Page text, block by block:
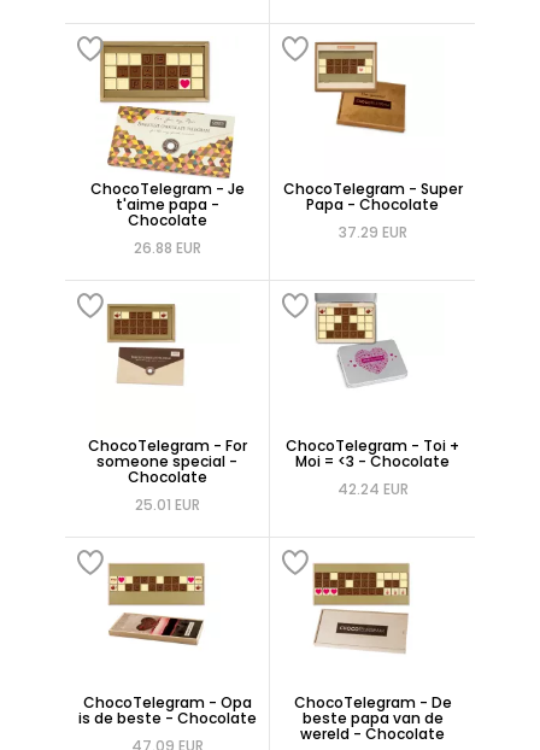
ChocoTelegram - Je
t'aime papa -
Chocolate
26.88 EUR
ChocoTelegram - Super
Papa - Chocolate
37.29 EUR
ChocoTelegram - For
someone special -
Chocolate
25.01 EUR
ChocoTelegram - Toi +
Moi = <3 - Chocolate
42.24 EUR
ChocoTelegram - Opa
is de beste - Chocolate
47.09 EUR
ChocoTelegram - De
beste papa van de
wereld - Chocolate